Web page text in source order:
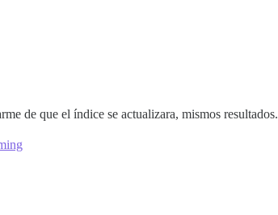
de que el índice se actualizara, mismos resultados.